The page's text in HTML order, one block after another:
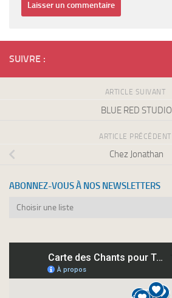
SUIVRE :
ARTICLE SUIVANT
BLUE RED STUDIO
ARTICLE PRÉCÉDENT
Chez Jonathan
ABONNEZ-VOUS À NOS NEWSLETTERS
Abonnez-
newsletters